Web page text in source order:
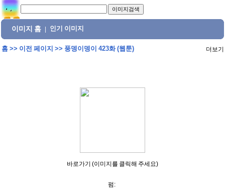
이미지 홈 인기 이미지
홈>> 이전 페이지 >> 풍뎅이뎅이 423화 (웹툰) 더보기
바로가기 (이미지를 클릭해 주세요)
펌: